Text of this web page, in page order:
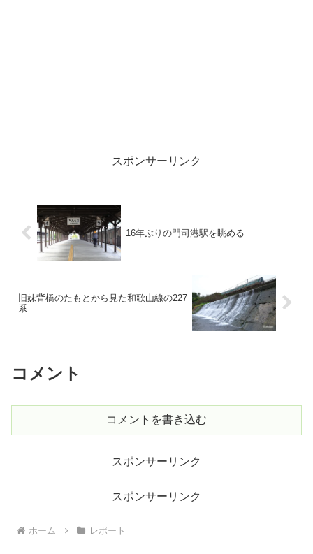
スポンサーリンク
16年ぶりの門司港駅を眺める
旧妹背橋のたもとから見た和歌山線の227
系
コメント
コメントを書き込む
スポンサーリンク
スポンサーリンク
ホーム レポート